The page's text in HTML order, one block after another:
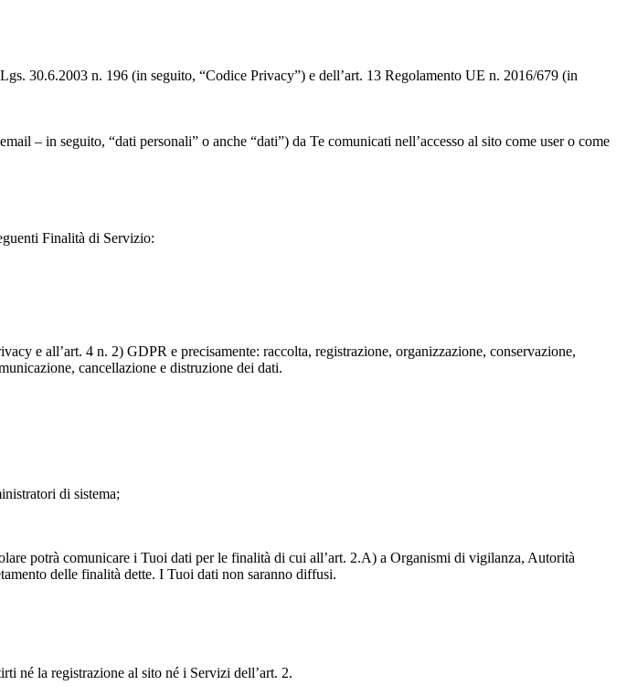
30.6.2003 n. 196 (in seguito, “Codice Privacy”) e dell’art. 13 Regolamento UE n. 2016/679 (in
– in seguito, “dati personali” o anche “dati”) da Te comunicati nell’accesso al sito come user o come
Finalità di Servizio:
e all’art. 4 n. 2) GDPR e precisamente: raccolta, registrazione, organizzazione, conservazione,
cancellazione e distruzione dei dati.
di sistema;
potrà comunicare i Tuoi dati per le finalità di cui all’art. 2.A) a Organismi di vigilanza, Autorità
delle finalità dette. I Tuoi dati non saranno diffusi.
né la registrazione al sito né i Servizi dell’art. 2.